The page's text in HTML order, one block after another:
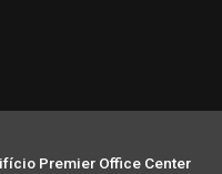
Premier Office Center